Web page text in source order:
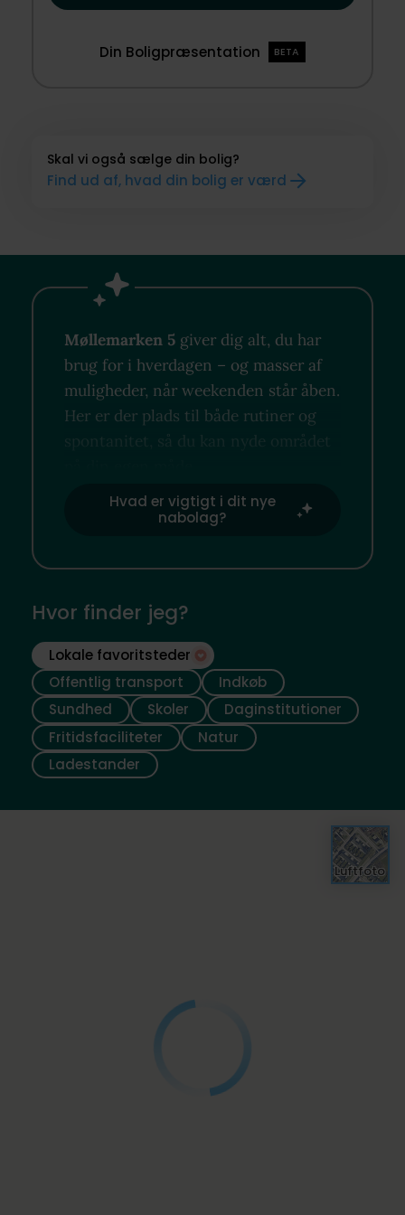
Din Boligpræsentation BETA
Skal vi også sælge din bolig?
Find ud af, hvad din bolig er værd
Møllemarken 5 giver dig alt, du har
brug for i hverdagen – og masser af
muligheder, når weekenden står åben.
Her er der plads til både rutiner og
spontanitet, så du kan nyde området
Hvad er vigtigt i dit nye
nabolag?
Hvor finder jeg?
Lokale favoritsteder
Offentlig transport
Indkøb
Sundhed
Skoler
Daginstitutioner
Fritidsfaciliteter
Natur
Ladestander
Luftfoto